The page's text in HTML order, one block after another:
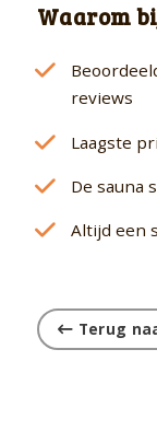
Waarom
reviews
Laagste
De sauna
Altijd een
Terug